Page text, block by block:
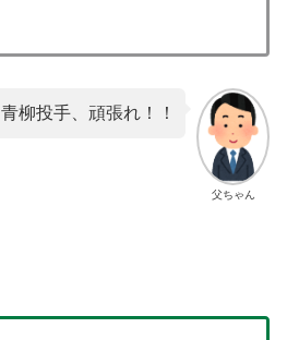
父ちゃん
青柳投手、頑張れ！！